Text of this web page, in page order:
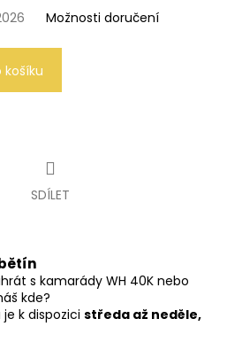
Možnosti doručení
košíku
SDÍLET
s kamarády WH 40K nebo
kde?
je k dispozici středa až neděle,